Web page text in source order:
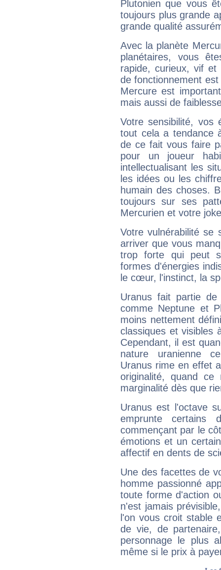
Plutonien que vous
toujours plus grande
grande qualité
Avec la planète
planétaires, vous
rapide, curieux, vif et
de fonctionnement
Mercure est
mais aussi de
Votre sensibilité,
tout cela a tendance
de ce fait vous faire
pour un joueur
intellectualisant les
les idées ou les
humain des choses.
toujours sur ses
Mercurien et votre
Votre vulnérabilité se
arriver que vous
trop forte qui peut
formes d'énergies
le cœur, l'instinct, la
Uranus fait partie
comme Neptune et
moins nettement
classiques et visibles
Cependant, il est
nature uranienne
Uranus rime en effet
originalité, quand ce
marginalité dès que
Uranus est l'octave
emprunte
commençant par le
émotions et un
affectif en dents de
Une des facettes de
homme passionné
toute forme d'action
n'est jamais
l'on vous croit stable
de vie, de
personnage le plus
même si le prix à